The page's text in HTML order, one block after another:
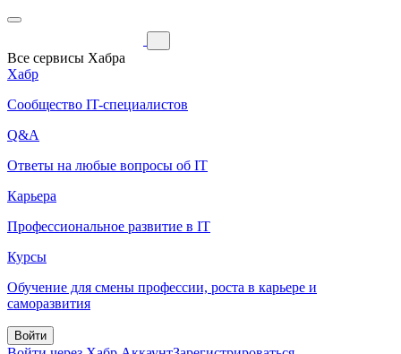
Все сервисы Хабра
Хабр
Сообщество IT-специалистов
Q&A
Ответы на любые вопросы об IT
Карьера
Профессиональное развитие в IT
Курсы
Обучение для смены профессии, роста в карьере и
саморазвития
Войти